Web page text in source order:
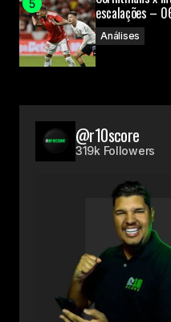
escalações –
Análises
@r10score
319k Followers